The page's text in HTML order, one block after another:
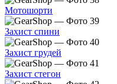
Мотошорти
Захист спини
Захист грудей
Захист стегон